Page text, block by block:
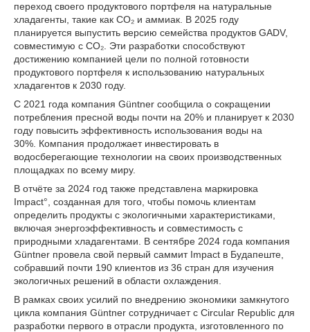
переход своего продуктового портфеля на натуральные
хладагенты, такие как CO₂ и аммиак. В 2025 году
планируется выпустить версию семейства продуктов GADV,
совместимую с CO₂. Эти разработки способствуют
достижению компанией цели по полной готовности
продуктового портфеля к использованию натуральных
хладагентов к 2030 году.
С 2021 года компания Güntner сообщила о сокращении
потребления пресной воды почти на 20% и планирует к 2030
году повысить эффективность использования воды на
30%. Компания продолжает инвестировать в
водосберегающие технологии на своих производственных
площадках по всему миру.
В отчёте за 2024 год также представлена маркировка
Impact°, созданная для того, чтобы помочь клиентам
определить продукты с экологичными характеристиками,
включая энергоэффективность и совместимость с
природными хладагентами. В сентябре 2024 года компания
Güntner провела свой первый саммит Impact в Будапеште,
собравший почти 190 клиентов из 36 стран для изучения
экологичных решений в области охлаждения.
В рамках своих усилий по внедрению экономики замкнутого
цикла компания Güntner сотрудничает с Circular Republic для
разработки первого в отрасли продукта, изготовленного по